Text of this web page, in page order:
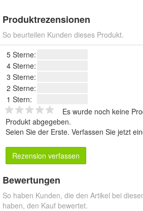
Produktrezensionen
So beurteilen Kunden dieses Produkt.
5 Sterne:
4 Sterne:
3 Sterne:
2 Sterne:
1 Stern:
Es wurde noch keine
Produkt abgegeben.
Seien Sie der Erste. Verfassen Sie jetzt
Rezension verfassen
Bewertungen
So haben Kunden, die den Artikel bei
haben, den Kauf bewertet.